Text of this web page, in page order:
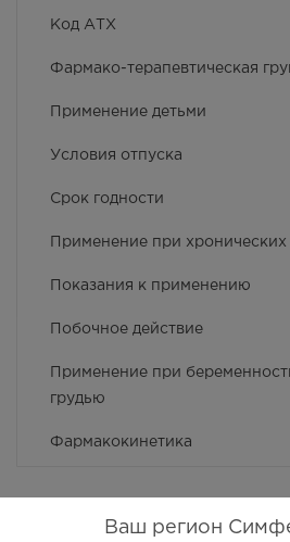
Ваш регион
Код АТХ
Фармако-терапевтическая
Применение детьми
Условия отпуска
Срок годности
Применение при хронических
Показания к применению
Побочное действие
Применение при
грудью
Фармакокинетика
Особые указания